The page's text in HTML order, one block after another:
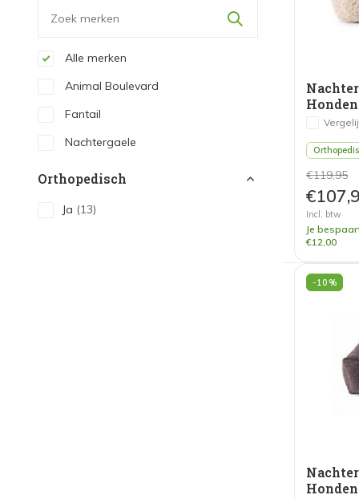
Alle merken
Animal Boulevard
Fantail
Nachtergaele
Orthopedisch
Ja (13)
€119,95
Incl. btw
Je
€12,00
-10%